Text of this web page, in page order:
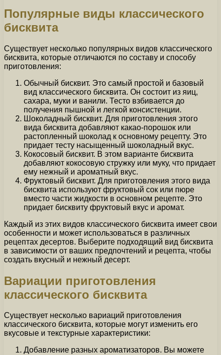
Популярные виды классического
бисквита
Существует несколько популярных видов классического
бисквита, которые отличаются по составу и способу
приготовления:
Обычный бисквит. Это самый простой и базовый
вид классического бисквита. Он состоит из яиц,
сахара, муки и ванили. Тесто взбивается до
получения пышной и легкой консистенции.
Шоколадный бисквит. Для приготовления этого
вида бисквита добавляют какао-порошок или
растопленный шоколад к основному рецепту. Это
придает тесту насыщенный шоколадный вкус.
Кокосовый бисквит. В этом варианте бисквита
добавляют кокосовую стружку или муку, что придает
ему нежный и ароматный вкус.
Фруктовый бисквит. Для приготовления этого вида
бисквита используют фруктовый сок или пюре
вместо части жидкости в основном рецепте. Это
придает бисквиту фруктовый вкус и аромат.
Каждый из этих видов классического бисквита имеет свои
особенности и может использоваться в различных
рецептах десертов. Выберите подходящий вид бисквита
в зависимости от ваших предпочтений и рецепта, чтобы
создать вкусный и нежный десерт.
Вариации приготовления
классического бисквита
Существует несколько вариаций приготовления
классического бисквита, которые могут изменить его
вкусовые и текстурные характеристики:
Добавление разных ароматизаторов. Вы можете